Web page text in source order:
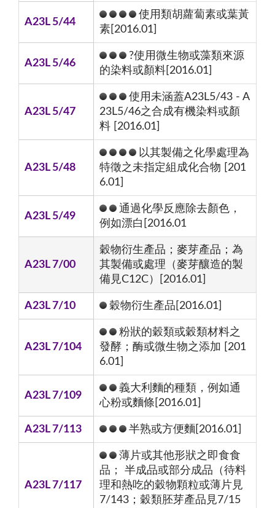
A23L 5/44
使用類胡蘿蔔素或葉黃
素[2016.01]
A23L 5/46
?使用微生物或藻類來源
的染料或顏料[2016.01]
A23L 5/47
使用未涵蓋A23L5/43 - A
23L5/46之合成有機染料或顏
料 [2016.01]
A23L 5/48
以其製備之化學處理為
特徵之未指定組成化合物 [201
6.01]
A23L 5/49
通過化學反應除去顏色，
例如漂白[2016.01
A23L 7/00
穀物衍生產品；麥芽產品；為
其製備或處理（麥芽釀造的製
備見C12C）[2016.01]
A23L 7/10 穀物衍生產品[2016.01]
A23L 7/104
粉狀的穀類或穀類材料之
發酵；酶或微生物之添加 [201
6.01]
A23L 7/109
義大利麵的種類，例如通
心粉或麵條[2016.01]
A23L 7/113 半熟或方便麵[2016.01]
A23L 7/117
薄片或其他形狀之即食食
品； 半成品或部分成品（待料
理和熱吃的穀物顆粒或薄片見
7/143；穀類胚芽產品見7/15